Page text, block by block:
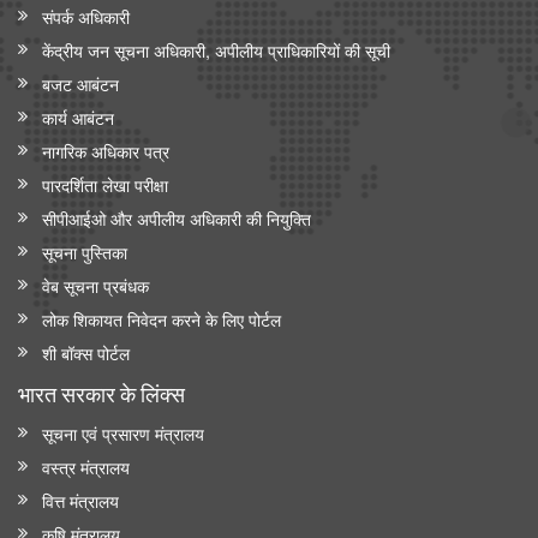
संपर्क अधिकारी
केंद्रीय जन सूचना अधिकारी, अपीलीय प्राधिकारियों की सूची
बजट आबंटन
कार्य आबंटन
नागरिक अधिकार पत्र
पारदर्शिता लेखा परीक्षा
सीपीआईओ और अपी‍लीय अधिकारी की नियुक्ति
सूचना पुस्तिका
वेब सूचना प्रबंधक
लोक शिकायत निवेदन करने के लिए पोर्टल
शी बॉक्स पोर्टल
भारत सरकार के लिंक्‍स
सूचना एवं प्रसारण मंत्रालय
वस्त्र मंत्रालय
वित्त मंत्रालय